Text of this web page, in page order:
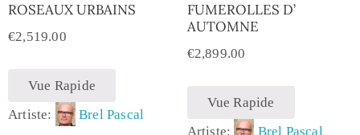
ROSEAUX URBAINS
€2,519.00
Vue Rapide
Artiste:
Brel Pascal
FUMEROLLES D’
AUTOMNE
€2,899.00
Vue Rapide
Artiste:
Brel Pascal